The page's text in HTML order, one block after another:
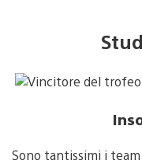
Sono tantissimi i